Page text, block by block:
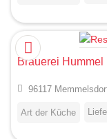
Brauerei Hummel
96117
Art der Küche